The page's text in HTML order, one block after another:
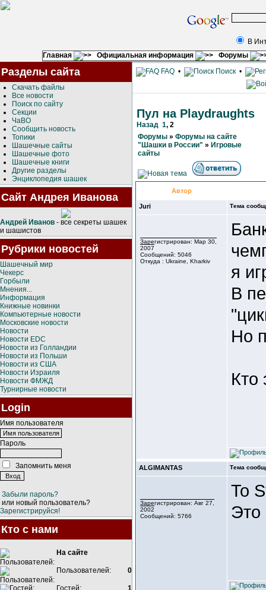
В
Главная
Официальная информация Форумы
Разделы сайта
Скачать файлы
Все новости
Поиск по сайту
Секции
ЧаВО
Сообщить новость
Топики
Шашечные сайты
Шашечные фото
Шашечные книги
Другие разделы
Энциклопедия шашек
Сайт Андрея Иванова
Андрей Иванов - все секреты шашек
и шашистов
Рубрики новостей
Шашечный мир
Чекерс
Горбыли
Мнения...
Информация
Книжные новинки
Компьютерные новости
Московские новости
Новости
Новости EDC
Новости из Голландии
Новости из Польши
Новости из США
Новости Израиля
Новости ФМЖД
Турнирные новости
Login
Имя пользователя
Пароль
Запомнить меня
Забыли пароль?
или новый пользователь?
Зарегистрируйся!
Кто с нами
На сайте
Пользователей: 0
Гостей:
1
FAQ • Поиск •
Пул на Playdraughts
Назад 1, 2
Форумы » Форумы на сайте
"Шашки в России" » Игровые
сайты
Автор
Juri Тема
Зарегистрирован: Мар 30,
2007
Сообщений: 5046
Откуда : Ukraine, Kharkiv
я
В
Но
Кто
ALGIMANTAS Тема
Зарегистрирован: Авг 27,
2002
Сообщений: 5766
To